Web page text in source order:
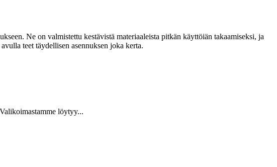
Ne on valmistettu kestävistä materiaaleista pitkän käyttöiän takaamiseksi, ja
teet täydellisen asennuksen joka kerta.
löytyy...